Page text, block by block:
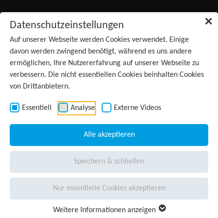
✕
Datenschutzeinstellungen
Auf unserer Webseite werden Cookies verwendet. Einige
davon werden zwingend benötigt, während es uns andere
ermöglichen, Ihre Nutzererfahrung auf unserer Webseite zu
verbessern. Die nicht essentiellen Cookies beinhalten Cookies
von Drittanbietern.
Essentiell Analyse Externe Videos
Alle akzeptieren
Speichern & schließen
Nur essentielle Cookies akzeptieren
Weitere Informationen anzeigen
Produkte
Services
Unternehmen
Presse
Karriere